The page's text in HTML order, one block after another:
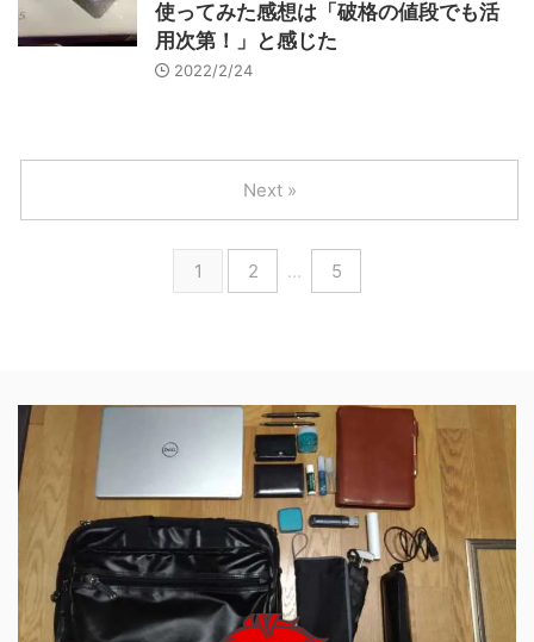
使ってみた感想は「破格の値段でも活
用次第！」と感じた
2022/2/24
1 2 … 5
Next »